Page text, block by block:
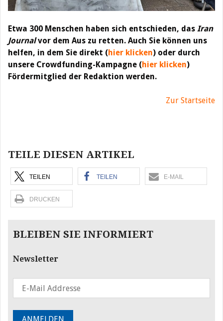
Etwa 300 Menschen haben sich entschieden, das Iran
Journalvor dem Aus zu retten. Auch Sie können uns
helfen, in dem Sie direkt (hier klicken) oder durch
unsere Crowdfunding-Kampagne (hier klicken)
Fördermitglied der Redaktion werden.
Zur Startseite
TEILE DIESEN ARTIKEL
TEILEN TEILEN E-MAIL
DRUCKEN
BLEIBEN SIE INFORMIERT
Newsletter